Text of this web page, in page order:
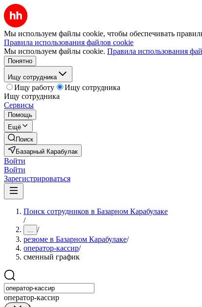
Мы используем файлы cookie, чтобы обеспечивать
Правила использования файлов cookie
Мы используем файлы cookie. Правила использования
Понятно
Ищу сотрудника
Ищу работу
Ищу сотрудника
Ищу сотрудника
Сервисы
Помощь
Ещё
Поиск
Базарный Карабулак
Войти
Войти
Зарегистрироваться
Поиск сотрудников в Базарном Карабулаке
/
... /
резюме в Базарном Карабулаке/
оператор-кассир/
сменный график
оператор-кассир